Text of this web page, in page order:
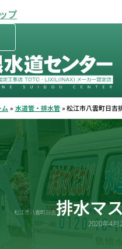
プ
ム 水道管・排水管 松江市八雲町日吉
松江市八雲町日吉排水マ
2020年4月